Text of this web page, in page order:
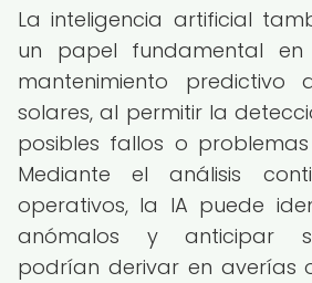
La inteligencia artificial
un papel fundamental
mantenimiento predictivo
solares, al permitir la
posibles fallos o
Mediante el análisis
operativos, la IA puede
anómalos y anticipar
podrían derivar en averías